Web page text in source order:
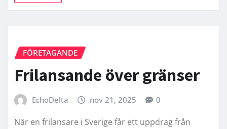
FÖRETAGANDE
Frilansande över gränser
EchoDelta nov 21, 2025 0
När en frilansare i Sverige får ett uppdrag från